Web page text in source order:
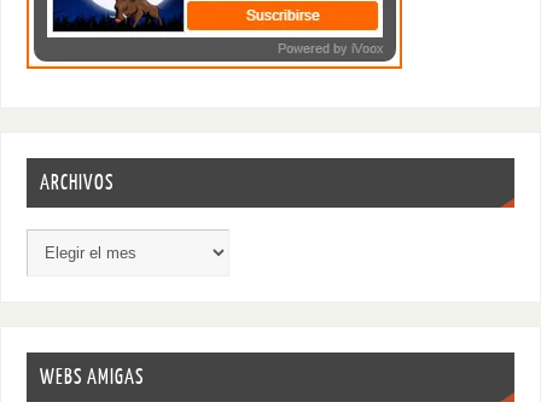
ARCHIVOS
WEBS AMIGAS